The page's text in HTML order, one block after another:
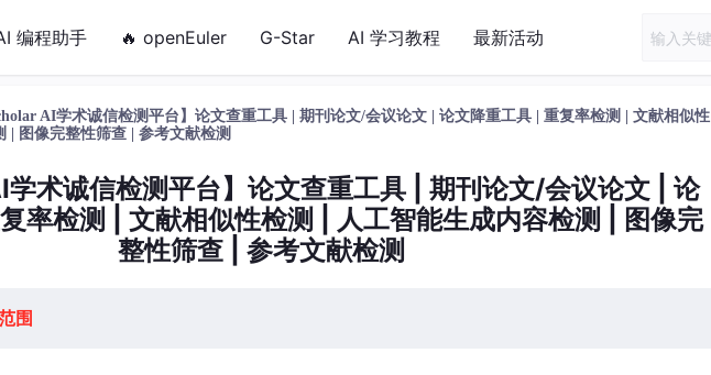
编程助手 🔥 openEuler G-Star AI 学习教程 最新活动
AI学术诚信检测平台】论文查重工具 | 期刊论文/会议论文 | 论文降重工具 | 重复率检测 | 文献相似性
| 图像完整性筛查 | 参考文献检测
学术诚信检测平台】论文查重工具 | 期刊论文/会议论文 | 论
率检测 | 文献相似性检测 | 人工智能生成内容检测 | 图像完
整性筛查 | 参考文献检测
围